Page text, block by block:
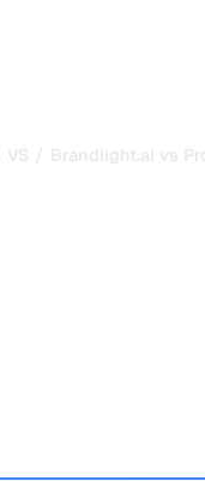
VS / Brandlight.ai vs